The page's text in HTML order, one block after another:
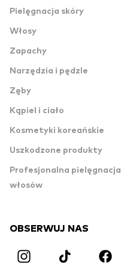
Pielęgnacja skóry
Włosy
Zapachy
Narzędzia i pędzle
Zęby
Kąpiel i ciało
Kosmetyki koreańskie
Uszkodzone produkty
Profesjonalna pielęgnacja
włosów
OBSERWUJ NAS